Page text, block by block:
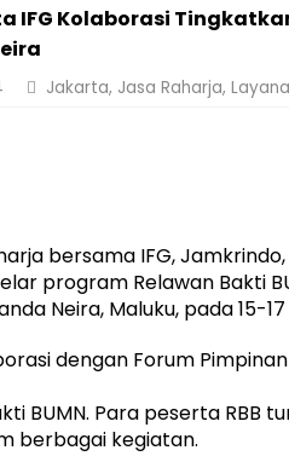
Tinjau Penanganan Korban KM
Roadshow Lampung 2026,
IFG Kolaborasi
Jakarta, Jasa Raharja,
bersama IFG,
program Relawan Bakti
Neira, Maluku, pada 15-
dengan Forum
BUMN. Para peserta RBB
berbagai kegiatan.